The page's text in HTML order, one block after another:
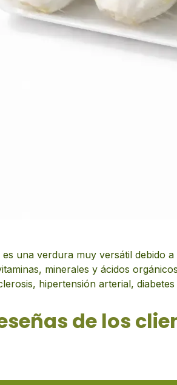
una verdura muy versátil debido
minerales y ácidos
hipertensión arterial, diabetes
de los